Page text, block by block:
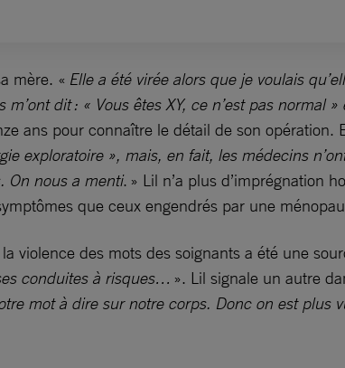
mère. « Elle a été virée alors que je voulais
m’ont dit : « Vous êtes XY, ce n’est pas normal
ans pour connaître le détail de son
exploratoire », mais, en fait, les médecins
On nous a menti. » Lil n’a plus d’imprégnation
que ceux engendrés par une
violence des mots des soignants a été une
conduites à risques… ». Lil signale un autre
mot à dire sur notre corps. Donc on est plus